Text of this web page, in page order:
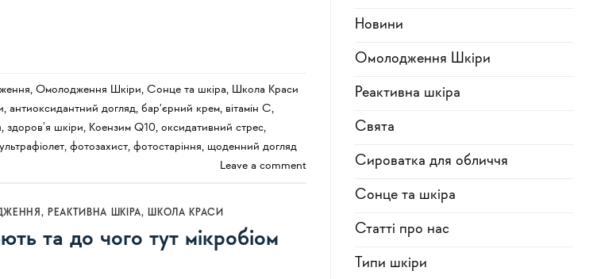
, Омолодження Шкіри, Сонце та шкіра, Школа Краси
, антиоксидантний догляд, бар'єрний крем, вітамін С,
, здоров’я шкіри, Коензим Q10, оксидативний стрес,
ультрафіолет, фотозахист, фотостаріння, щоденний догляд
Leave a comment
, РЕАКТИВНА ШКІРА, ШКОЛА КРАСИ
та до чого тут мікробіом
Новини
Омолодження Шкіри
Реактивна шкіра
Свята
Сироватка для обличчя
Сонце та шкіра
Статті про нас
Типи шкіри